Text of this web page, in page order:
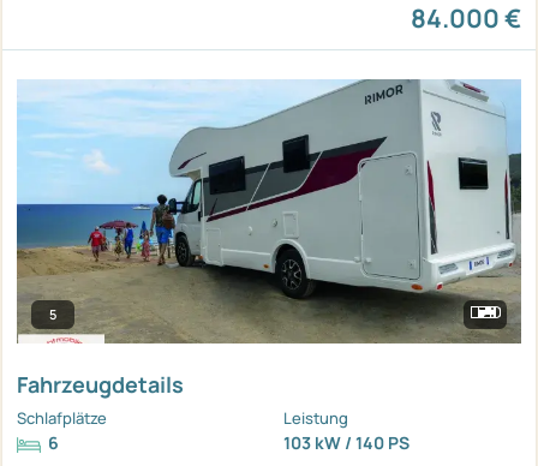
84.000 €
5
Fahrzeugdetails
Schlafplätze
6
Leistung
103 kW / 140 PS